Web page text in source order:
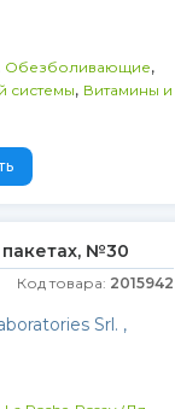
Обезболивающие,
системы, Витамины и
№30
Код товара: 2015942
Srl. ,